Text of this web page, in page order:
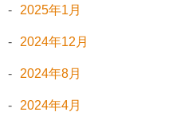
2025年1月
2024年12月
2024年8月
2024年4月